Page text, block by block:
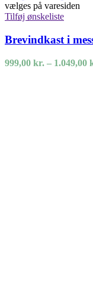
vælges på varesiden
Tilføj ønskeliste
Brevindkast i
999,00 kr. – 1.049,00